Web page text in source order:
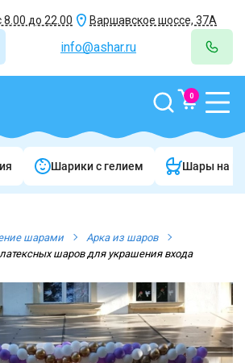
до 22.00 Варшавское шоссе, 37А
info@ashar.ru
0
Шарики c гелием Шары на
шарами
Арка из шаров
шаров для украшения входа